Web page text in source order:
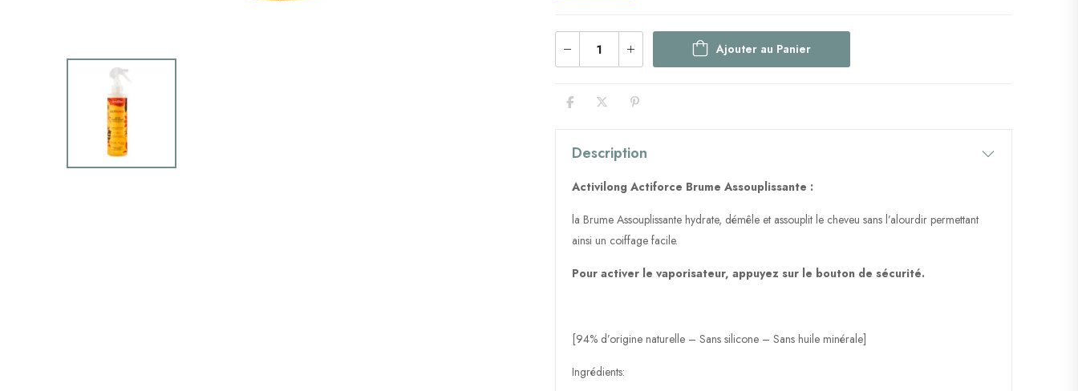
Ajouter au Panier
Description
Activilong Actiforce Brume Assouplissante :
la Brume Assouplissante hydrate, démêle et assouplit le cheveu sans l’alourdir permettant
ainsi un coiffage facile.
Pour activer le vaporisateur, appuyez sur le bouton de sécurité.
[94% d’origine naturelle – Sans silicone – Sans huile minérale]
Ingrédients: